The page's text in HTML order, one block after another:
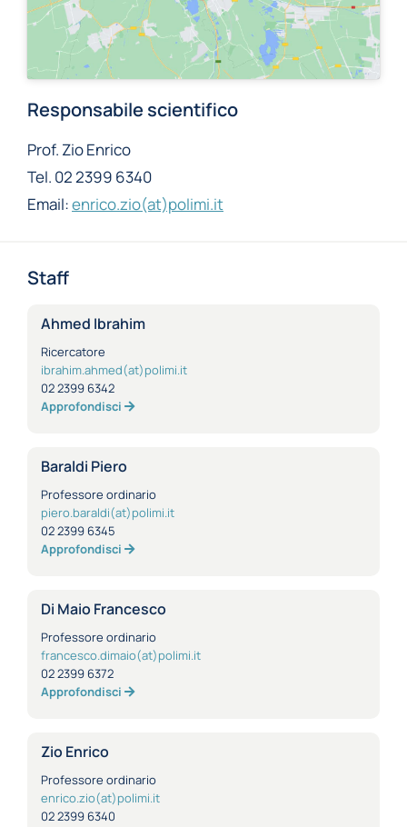
Responsabile scientifico
Prof. Zio Enrico
Tel. 02 2399 6340
Email:enrico.zio(at)polimi.it
Staff
Ahmed Ibrahim
Ricercatore
ibrahim.ahmed(at)polimi.it
02 2399 6342
Approfondisci
Baraldi Piero
Professore ordinario
piero.baraldi(at)polimi.it
02 2399 6345
Approfondisci
Di Maio Francesco
Professore ordinario
francesco.dimaio(at)polimi.it
02 2399 6372
Approfondisci
Zio Enrico
Professore ordinario
enrico.zio(at)polimi.it
02 2399 6340